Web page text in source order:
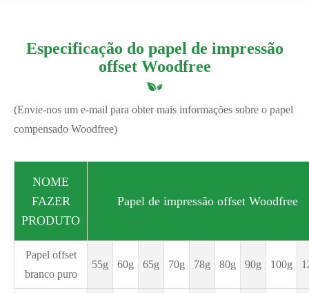
Especificação do papel de impressão
offset Woodfree
(Envie-nos um e-mail para obter mais informações sobre o papel
compensado Woodfree)
NOME
FAZER
PRODUTO
Papel de impressão offset Woodfree
Papel offset
branco puro
55g 60g 65g 70g 78g 80g 90g 100g